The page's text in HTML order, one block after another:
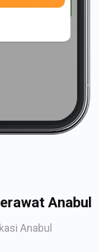
Anabul
Anabul